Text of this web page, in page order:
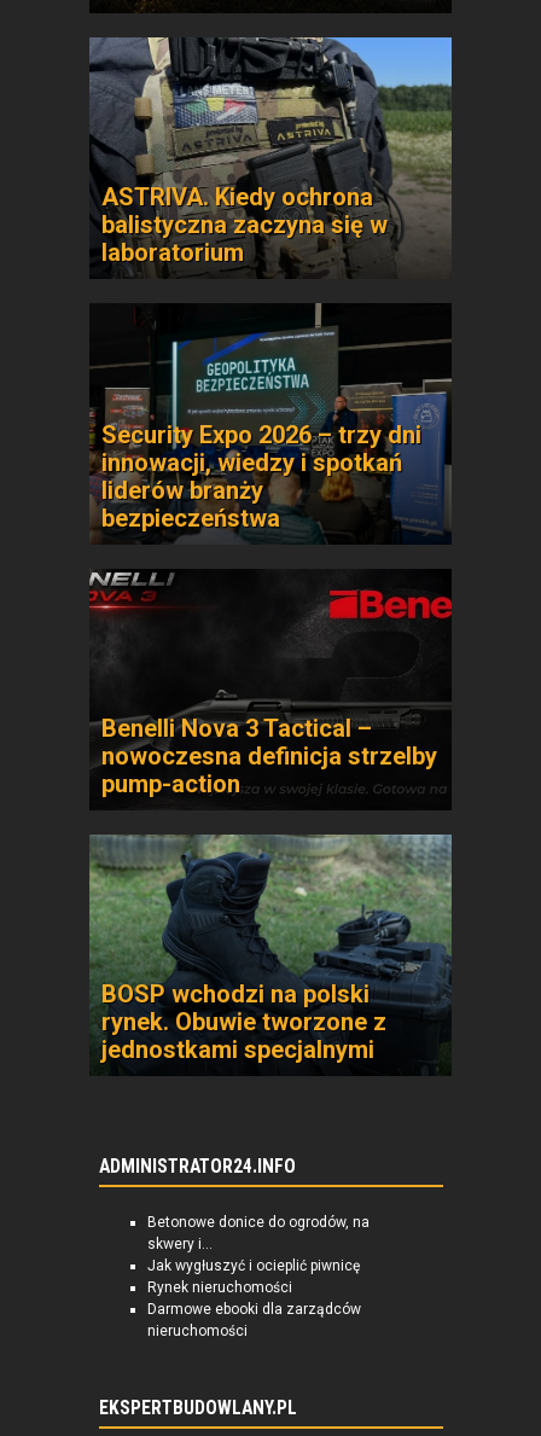
ASTRIVA. Kiedy ochrona
balistyczna zaczyna się w
laboratorium
Security Expo 2026 – trzy dni
innowacji, wiedzy i spotkań
liderów branży
bezpieczeństwa
Benelli Nova 3 Tactical –
nowoczesna definicja strzelby
pump-action
BOSP wchodzi na polski
rynek. Obuwie tworzone z
jednostkami specjalnymi
ADMINISTRATOR24.INFO
Betonowe donice do ogrodów, na
skwery i...
Jak wygłuszyć i ocieplić piwnicę
Rynek nieruchomości
Darmowe ebooki dla zarządców
nieruchomości
EKSPERTBUDOWLANY.PL